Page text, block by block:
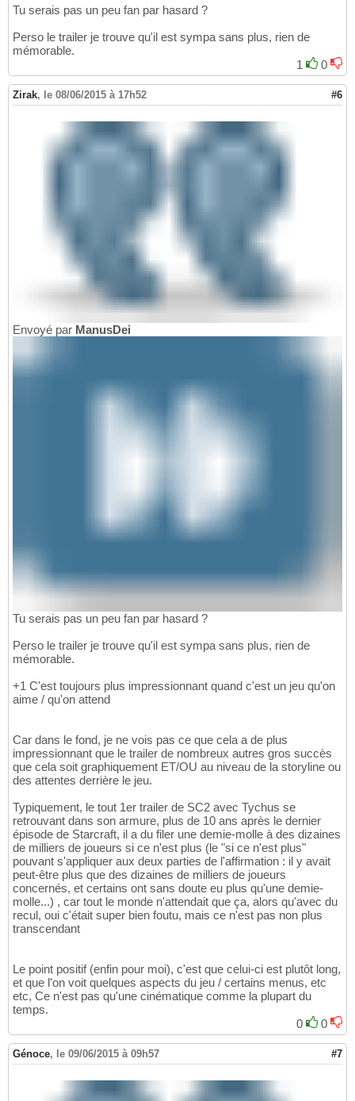
Tu serais pas un peu fan par hasard ?
Perso le trailer je trouve qu'il est sympa sans plus, rien de
mémorable.
1
0
Zirak, le 08/06/2015 à 17h52 #6
Envoyé par ManusDei
Tu serais pas un peu fan par hasard ?
Perso le trailer je trouve qu'il est sympa sans plus, rien de
mémorable.
+1 C'est toujours plus impressionnant quand c'est un jeu qu'on
aime / qu'on attend
Car dans le fond, je ne vois pas ce que cela a de plus
impressionnant que le trailer de nombreux autres gros succès
que cela soit graphiquement ET/OU au niveau de la storyline ou
des attentes derrière le jeu.
Typiquement, le tout 1er trailer de SC2 avec Tychus se
retrouvant dans son armure, plus de 10 ans après le dernier
épisode de Starcraft, il a du filer une demie-molle à des dizaines
de milliers de joueurs si ce n'est plus (le "si ce n'est plus"
pouvant s'appliquer aux deux parties de l'affirmation : il y avait
peut-être plus que des dizaines de milliers de joueurs
concernés, et certains ont sans doute eu plus qu'une demie-
molle...) , car tout le monde n'attendait que ça, alors qu'avec du
recul, oui c'était super bien foutu, mais ce n'est pas non plus
transcendant
Le point positif (enfin pour moi), c'est que celui-ci est plutôt long,
et que l'on voit quelques aspects du jeu / certains menus, etc
etc, Ce n'est pas qu'une cinématique comme la plupart du
temps.
0
0
Génoce, le 09/06/2015 à 09h57 #7